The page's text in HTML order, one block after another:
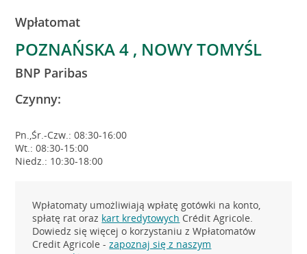
Wpłatomat
POZNAŃSKA 4 , NOWY TOMYŚL
BNP Paribas
Czynny:
Pn.,Śr.-Czw.: 08:30-16:00
Wt.: 08:30-15:00
Niedz.: 10:30-18:00
Wpłatomaty umożliwiają wpłatę gotówki na konto,
spłatę rat oraz kart kredytowych Crédit Agricole.
Dowiedz się więcej o korzystaniu z Wpłatomatów
Credit Agricole -zapoznaj się z naszym